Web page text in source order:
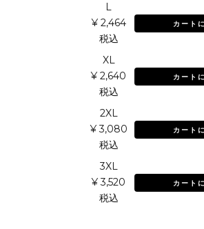
L
¥ 2,464
税込
カート
XL
¥ 2,640
税込
カート
2XL
¥ 3,080
税込
カート
3XL
¥ 3,520
税込
カート